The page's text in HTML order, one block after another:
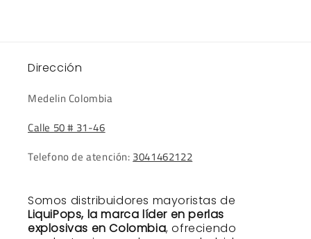
Dirección
Medelin Colombia
Calle 50 # 31-46
Telefono de atención: 3041462122
Somos distribuidores mayoristas de
LiquiPops, la marca líder en perlas
explosivas en Colombia, ofreciendo